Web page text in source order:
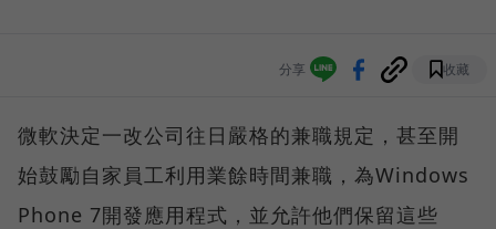
分享 收藏
微軟決定一改公司往日嚴格的兼職規定，甚至開
始鼓勵自家員工利用業餘時間兼職，為Windows
Phone 7開發應用程式，並允許他們保留這些